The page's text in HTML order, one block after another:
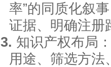
率”的同质化叙
证据、明确注册
3. 知识产权布局
用途、筛选方法